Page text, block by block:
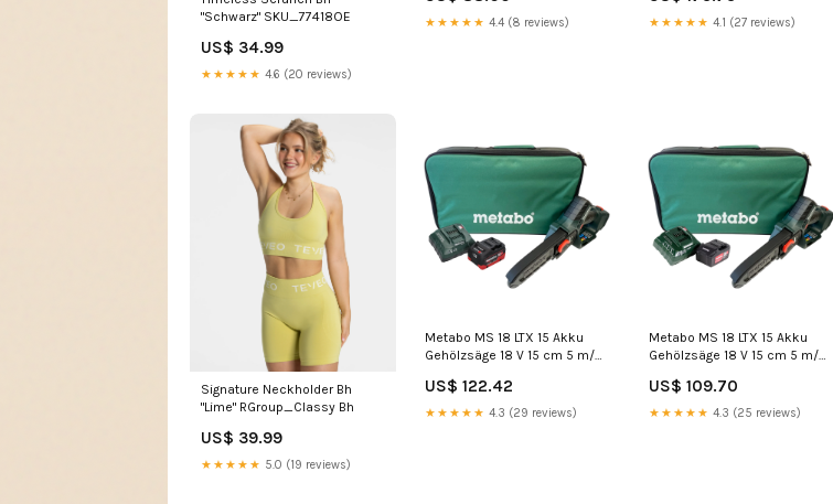
US$ 34.99
★★★★★ 4.6 (20 reviews)
Signature Neckholder Bh
"Lime" RGroup_Classy Bh
US$ 39.99
★★★★★ 5.0 (19 reviews)
+ 1x LiHD Akku 5,5 Ah +
Ladegerät + Tasche P -
component
US$ 122.42
★★★★★4.3 (29 reviews)
+ 1x Akku 5,2 Ah + Ladegerät +
Tasche Translation Check
US$ 109.70
★★★★★4.3 (25 reviews)